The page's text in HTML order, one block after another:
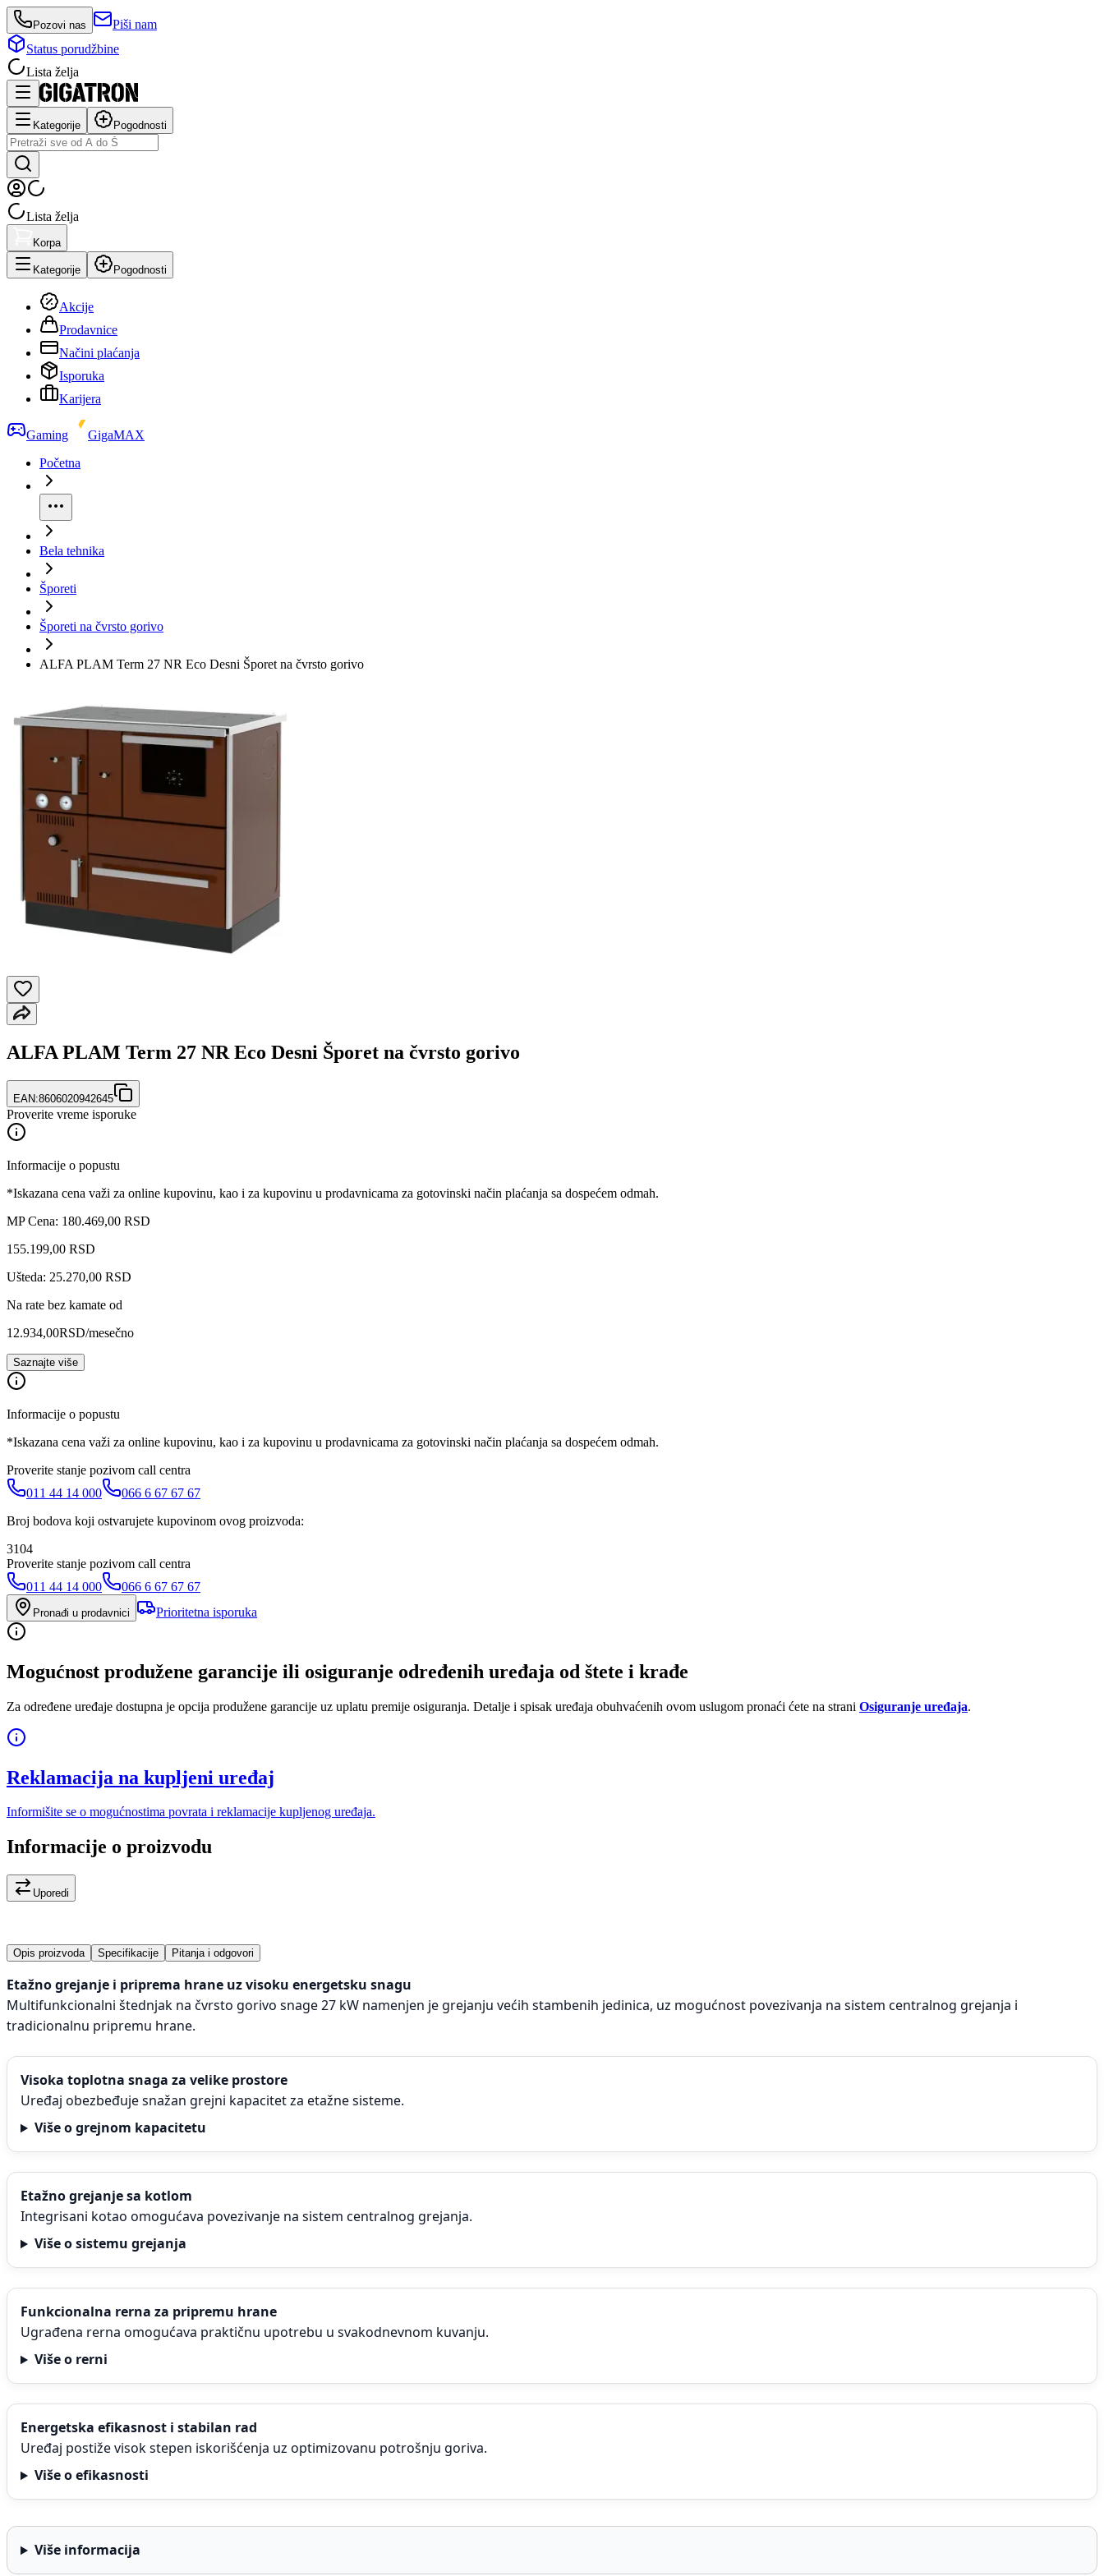
Pozovi nas
Piši nam
Status porudžbine
Lista želja
Kategorije Pogodnosti
Lista želja
Korpa
Kategorije Pogodnosti
Akcije
Prodavnice
Načini plaćanja
Isporuka
Karijera
Gaming
GigaMAX
Početna
Bela tehnika
Šporeti
Šporeti na čvrsto gorivo
ALFA PLAM Term 27 NR Eco Desni Šporet na čvrsto gorivo
ALFA PLAM Term 27 NR Eco Desni Šporet na čvrsto gorivo
EAN:8606020942645
Proverite vreme isporuke
Informacije o popustu
*Iskazana cena važi za online kupovinu, kao i za kupovinu u prodavnicama za gotovinski način plaćanja sa dospećem odmah.
MP Cena: 180.469,00 RSD
155.199,00 RSD
Ušteda: 25.270,00 RSD
Na rate bez kamate od
12.934,00RSD/mesečno
Saznajte više
Informacije o popustu
*Iskazana cena važi za online kupovinu, kao i za kupovinu u prodavnicama za gotovinski način plaćanja sa dospećem odmah.
Proverite stanje pozivom call centra
011 44 14 000
066 6 67 67 67
Broj bodova koji ostvarujete kupovinom ovog proizvoda:
3104
Proverite stanje pozivom call centra
011 44 14 000
066 6 67 67 67
Pronađi u prodavnici Prioritetna isporuka
Mogućnost produžene garancije ili osiguranje određenih uređaja od štete i krađe
Za određene uređaje dostupna je opcija produžene garancije uz uplatu premije osiguranja. Detalje i spisak uređaja obuhvaćenih ovom uslugom pronaći ćete na strani Osiguranje uređaja.
Reklamacija na kupljeni uređaj
Informišite se o mogućnostima povrata i reklamacije kupljenog uređaja.
Informacije o proizvodu
Uporedi
Opis proizvoda Specifikacije Pitanja i odgovori
Etažno grejanje i priprema hrane uz visoku energetsku snagu
Multifunkcionalni štednjak na čvrsto gorivo snage 27 kW namenjen je grejanju većih stambenih jedinica, uz mogućnost povezivanja na sistem centralnog grejanja i
tradicionalnu pripremu hrane.
Visoka toplotna snaga za velike prostore
Uređaj obezbeđuje snažan grejni kapacitet za etažne sisteme.
Više o grejnom kapacitetu
Etažno grejanje sa kotlom
Integrisani kotao omogućava povezivanje na sistem centralnog grejanja.
Više o sistemu grejanja
Funkcionalna rerna za pripremu hrane
Ugrađena rerna omogućava praktičnu upotrebu u svakodnevnom kuvanju.
Više o rerni
Energetska efikasnost i stabilan rad
Uređaj postiže visok stepen iskorišćenja uz optimizovanu potrošnju goriva.
Više o efikasnosti
Više informacija